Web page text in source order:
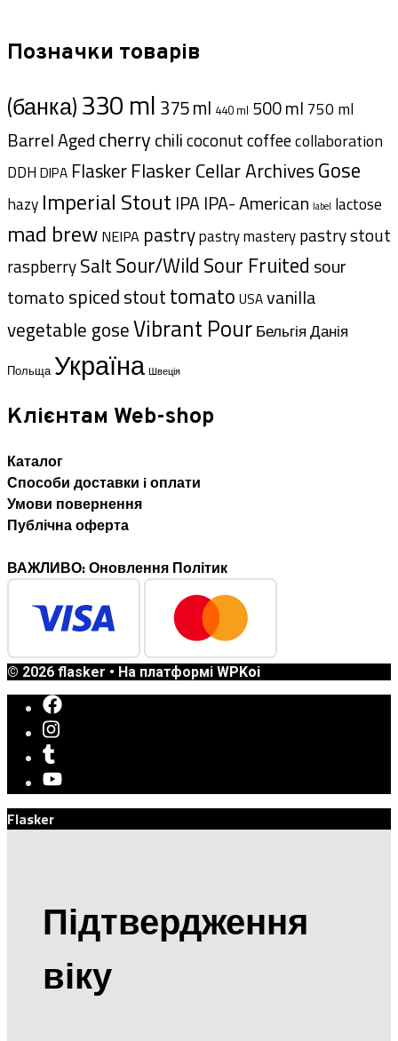
Позначки товарів
(банка)330 ml 375 ml 440 ml 500 ml 750 ml
Barrel Agedcherrychilicoconutcoffeecollaboration
DDH DIPA FlaskerFlasker Cellar ArchivesGose
hazy Imperial Stout IPA IPA- American label lactose
mad brew NEIPA pastrypastry masterypastry stout
raspberrySaltSour/Wild Sour Fruited sour
tomatospicedstouttomato USAvanilla
vegetable goseVibrant PourБельгіяДанія
Польща Україна Швеція
Клієнтам Web-shop
Каталог
Способи доставки i оплати
Умови повернення
Публічна оферта
ВАЖЛИВО: Оновлення Політик
© 2026 flasker • На платформі WPKoi
Flasker
Підтвердження
віку